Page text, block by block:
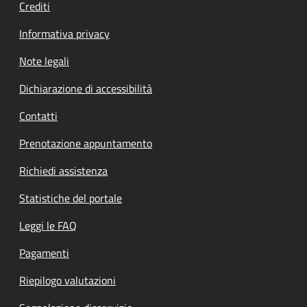
Crediti
Informativa privacy
Note legali
Dichiarazione di accessibilità
Contatti
Prenotazione appuntamento
Richiedi assistenza
Statistiche del portale
Leggi le FAQ
Pagamenti
Riepilogo valutazioni